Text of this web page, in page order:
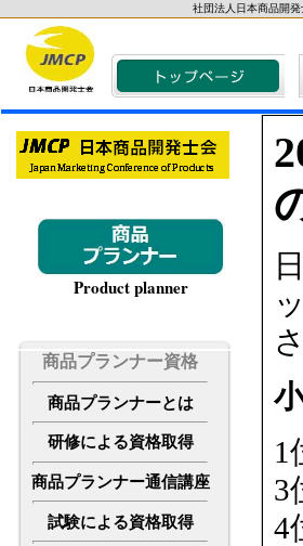
社団法人日本商品開
Product planner
商品プランナー資格
商品プランナーとは
研修による資格取得
商品プランナー通信講座
試験による資格取得
1
3
4